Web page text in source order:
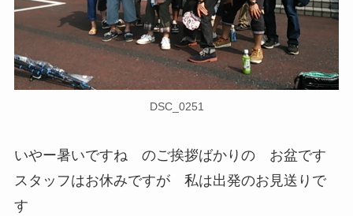
DSC_0251
いやー暑いですね のご挨拶ばかりの お盆です
スタッフはお休みですが 私は出発のお見送りで
す